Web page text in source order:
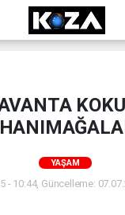
YAŞAM
- 10:44, Güncelleme: